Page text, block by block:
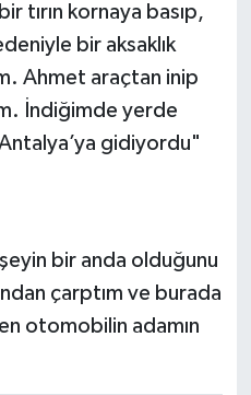
tırın kornaya basıp,
bir aksaklık
Ahmet araçtan inip
İndiğimde yerde
gidiyordu"
bir anda olduğunu
çarptım ve burada
otomobilin adamın